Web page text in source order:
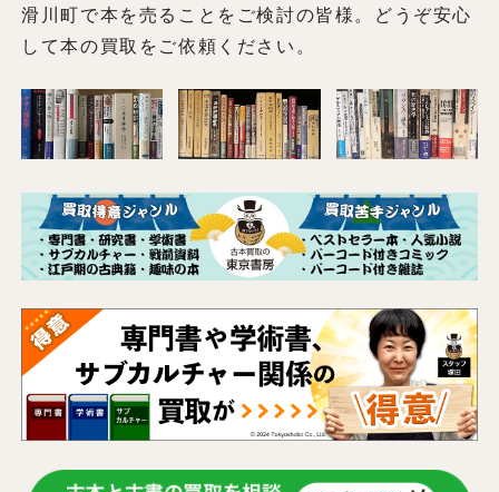
滑川町で本を売ることをご検討の皆様。どうぞ安心
して本の買取をご依頼ください。